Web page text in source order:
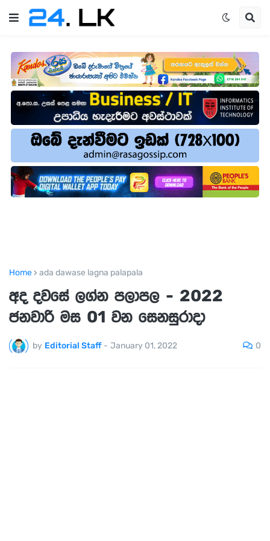
Home ada dawase lagna palapala
අද දවසේ ලග්න පලාපල - 2022
ජනවාරි මස 01 වන සෙනසුරාදා
by Editorial Staff - January 01, 2022 0